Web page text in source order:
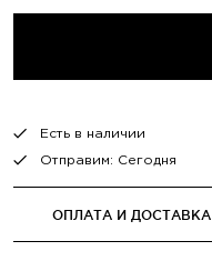
Есть в наличии
Отправим: Сегодня
ОПЛАТА И ДОСТАВКА